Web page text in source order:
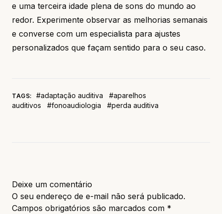
e uma terceira idade plena de sons do mundo ao
redor. Experimente observar as melhorias semanais
e converse com um especialista para ajustes
personalizados que façam sentido para o seu caso.
TAGS: #adaptação auditiva
#aparelhos
auditivos
#fonoaudiologia #perda auditiva
Deixe um comentário
O seu endereço de e-mail não será publicado.
Campos obrigatórios são marcados com *